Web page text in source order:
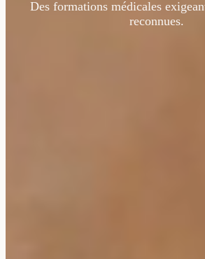
Des formations médicales
reconnues.